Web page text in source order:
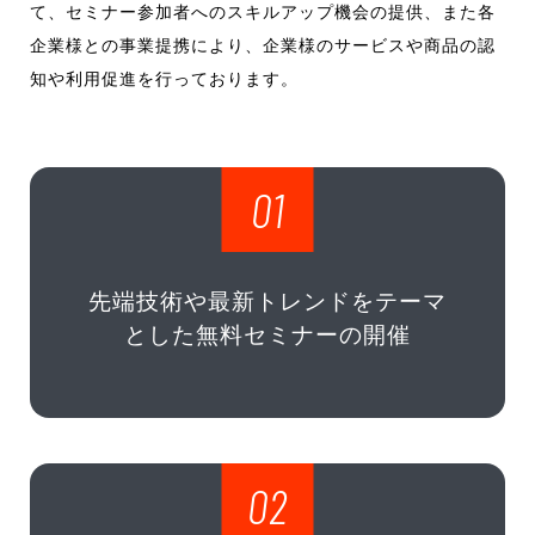
て、セミナー参加者へのスキルアップ機会の提供、また各
企業様との事業提携により、企業様のサービスや商品の認
知や利用促進を行っております。
01
先端技術や最新トレンドをテーマ
とした無料セミナーの開催
02